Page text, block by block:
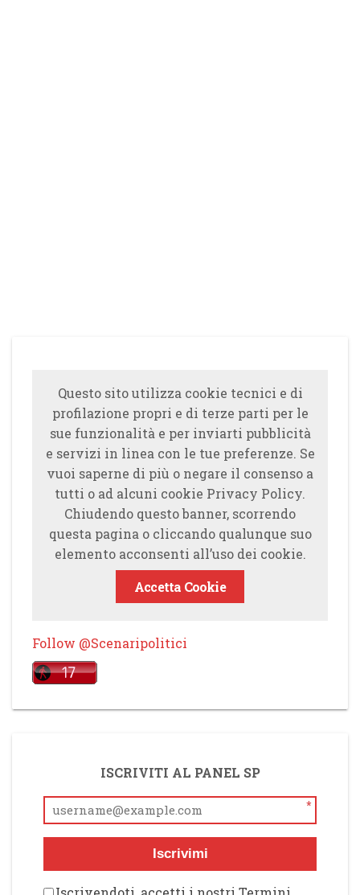
Questo sito utilizza cookie tecnici e di
profilazione propri e di terze parti per le
sue funzionalità e per inviarti pubblicità
e servizi in linea con le tue preferenze. Se
vuoi saperne di più o negare il consenso a
tutti o ad alcuni cookie Privacy Policy.
Chiudendo questo banner, scorrendo
questa pagina o cliccando qualunque suo
elemento acconsenti all’uso dei cookie.
Accetta Cookie
Follow @Scenaripolitici
ISCRIVITI AL PANEL SP
*
Iscrivimi